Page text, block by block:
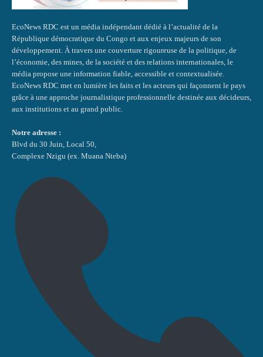
EcoNews RDC est un média indépendant dédié à l’actualité de la
République démocratique du Congo et aux enjeux majeurs de son
développement. À travers une couverture rigoureuse de la politique, de
l’économie, des mines, de la société et des relations internationales, le
média propose une information fiable, accessible et contextualisée.
EcoNews RDC met en lumière les faits et les acteurs qui façonnent le pays
grâce à une approche journalistique professionnelle destinée aux décideurs,
aux institutions et au grand public.
Notre adresse :
Blvd du 30 Juin, Local 50,
Complexe Nzigu (ex. Muana Nteba)